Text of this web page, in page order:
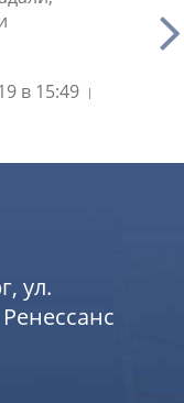
в 15:49
и
С
ул.